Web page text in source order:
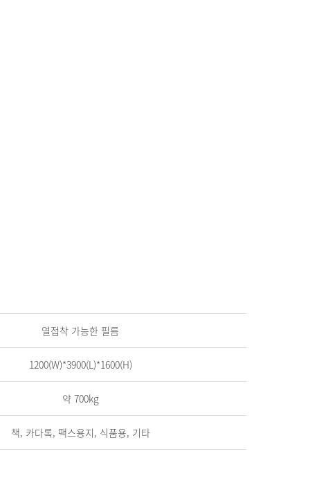
열접착 가능한 필름
1200(W)*3900(L)*1600(H)
약 700kg
책, 카다록, 팩스용지, 식품용, 기타